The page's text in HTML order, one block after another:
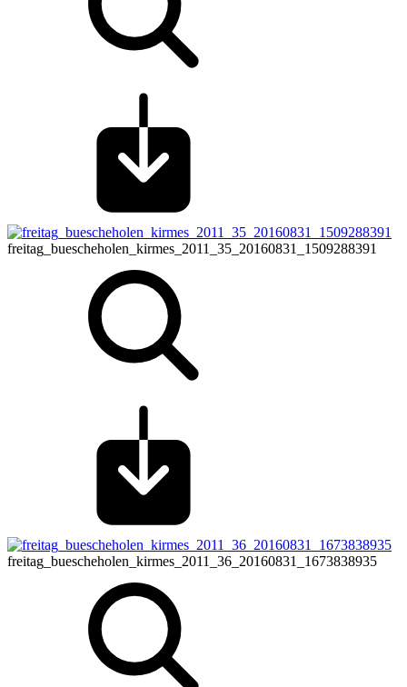
freitag_buescheholen_kirmes_2011_35_20160831_1509288391
freitag_buescheholen_kirmes_2011_36_20160831_1673838935